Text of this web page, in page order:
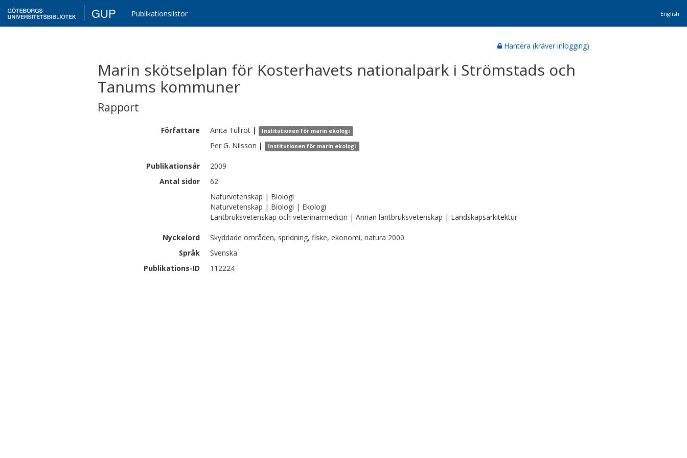
GUP Publikationslistor English
Hantera (kräver inlogging)
Marin skötselplan för Kosterhavets nationalpark i Strömstads och
Tanums kommuner
Rapport
Författare Anita Tullrot | Institutionen för marin ekologi
Per G. Nilsson | Institutionen för marin ekologi
Publikationsår
2009
Antal sidor
62
Naturvetenskap | Biologi
Naturvetenskap | Biologi | Ekologi
Lantbruksvetenskap och veterinärmedicin | Annan lantbruksvetenskap | Landskapsarkitektur
Nyckelord
Skyddade områden, spridning, fiske, ekonomi, natura 2000
Språk
Svenska
Publikations-ID
112224